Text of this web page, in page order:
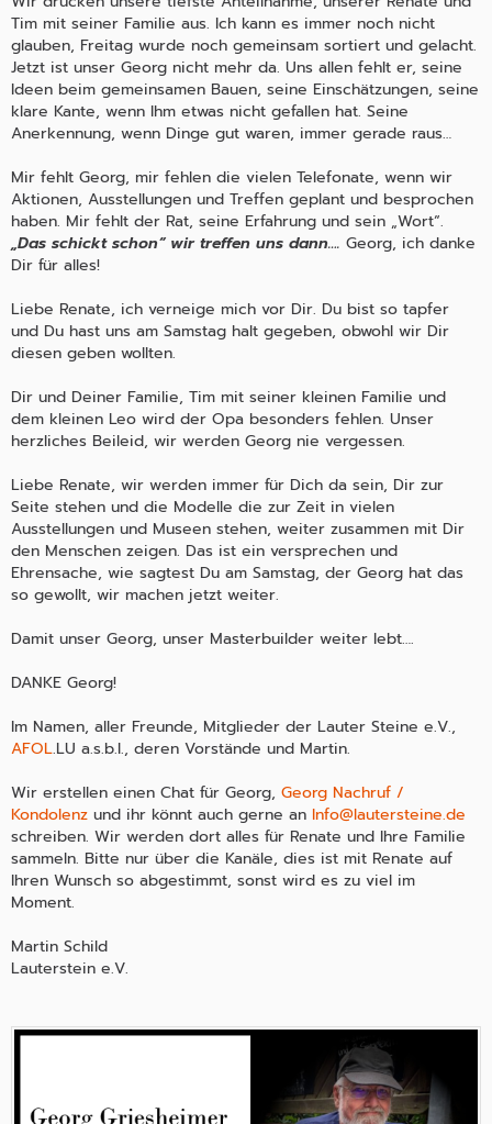
Tim mit seiner Familie aus. Ich kann es immer noch nicht
glauben, Freitag wurde noch gemeinsam sortiert und gelacht.
Jetzt ist unser Georg nicht mehr da. Uns allen fehlt er, seine
Ideen beim gemeinsamen Bauen, seine Einschätzungen, seine
klare Kante, wenn Ihm etwas nicht gefallen hat. Seine
Anerkennung, wenn Dinge gut waren, immer gerade raus…
Mir fehlt Georg, mir fehlen die vielen Telefonate, wenn wir
Aktionen, Ausstellungen und Treffen geplant und besprochen
haben. Mir fehlt der Rat, seine Erfahrung und sein „Wort“.
„Das schickt schon“ wir treffen uns dann…. Georg, ich danke
Dir für alles!
Liebe Renate, ich verneige mich vor Dir. Du bist so tapfer
und Du hast uns am Samstag halt gegeben, obwohl wir Dir
diesen geben wollten.
Dir und Deiner Familie, Tim mit seiner kleinen Familie und
dem kleinen Leo wird der Opa besonders fehlen. Unser
herzliches Beileid, wir werden Georg nie vergessen.
Liebe Renate, wir werden immer für Dich da sein, Dir zur
Seite stehen und die Modelle die zur Zeit in vielen
Ausstellungen und Museen stehen, weiter zusammen mit Dir
den Menschen zeigen. Das ist ein versprechen und
Ehrensache, wie sagtest Du am Samstag, der Georg hat das
so gewollt, wir machen jetzt weiter.
Damit unser Georg, unser Masterbuilder weiter lebt….
DANKE Georg!
Im Namen, aller Freunde, Mitglieder der Lauter Steine e.V.,
AFOL.LU a.s.b.l., deren Vorstände und Martin.
Wir erstellen einen Chat für Georg, Georg Nachruf /
Kondolenz und ihr könnt auch gerne an Info@lautersteine.de
schreiben. Wir werden dort alles für Renate und Ihre Familie
sammeln. Bitte nur über die Kanäle, dies ist mit Renate auf
Ihren Wunsch so abgestimmt, sonst wird es zu viel im
Moment.
Martin Schild
Lauterstein e.V.